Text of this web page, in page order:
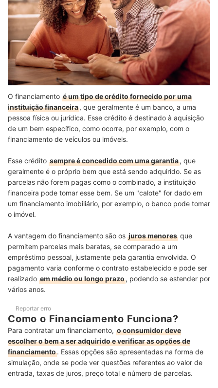
Quais as Diferenças entre Financiamento e Empréstimo?
Conheça Ótimas Opções de Financiamentos Imobiliários e de
Veículos
Conclusão
O financiamento é um tipo de crédito fornecido por uma
instituição financeira, que geralmente é um banco, a uma
pessoa física ou jurídica. Esse crédito é destinado à aquisição
de um bem específico, como ocorre, por exemplo, com o
financiamento de veículos ou imóveis.
Esse crédito sempre é concedido com uma garantia, que
geralmente é o próprio bem que está sendo adquirido. Se as
parcelas não forem pagas como o combinado, a instituição
financeira pode tomar esse bem. Se um "calote" for dado em
um financiamento imobiliário, por exemplo, o banco pode tomar
o imóvel.
A vantagem do financiamento são os juros menores que
permitem parcelas mais baratas, se comparado a um
empréstimo pessoal, justamente pela garantia envolvida. O
pagamento varia conforme o contrato estabelecido e pode ser
realizado em médio ou longo prazo, podendo se estender por
vários anos.
Reportar erro
Como o Financiamento Funciona?
Para contratar um financiamento, o consumidor deve
escolher o bem a ser adquirido e verificar as opções de
financiamento. Essas opções são apresentadas na forma de
simulação, onde se pode ver questões referentes ao valor de
entrada, taxas de juros, preço total e número de parcelas.